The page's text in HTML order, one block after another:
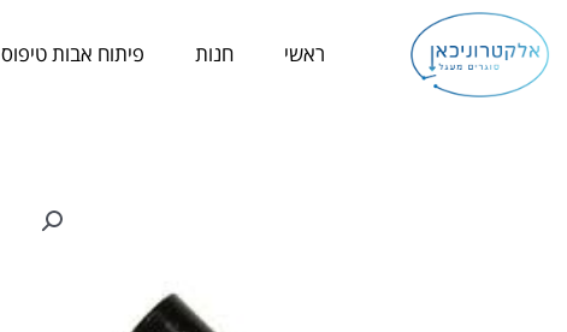
לתוכן
ראשי חנות פיתוח אבות טיפוס